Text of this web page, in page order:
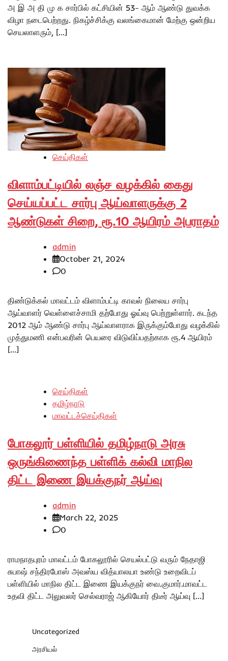
அ இ அ தி மு க சார்பில் கட்சியின் 53- ஆம் ஆண்டு துவக்க
விழா நடைபெற்றது. நிகழ்ச்சிக்கு வலங்கைமான் மேற்கு ஒன்றிய
செயலாளரும், […]
செய்திகள்
விளாம்பட்டியில் லஞ்ச வழக்கில் கைது
செய்யப்பட்ட சார்பு ஆய்வாளருக்கு 2
ஆண்டுகள் சிறை, ரூ.10 ஆயிரம் அபராதம்
admin
October 21, 2024
0
திண்டுக்கல் மாவட்டம் விளாம்பட்டி காவல் நிலைய சார்பு
ஆய்வாளர் வெள்ளைச்சாமி தற்போது ஓய்வு பெற்றுள்ளார். கடந்த
2012 ஆம் ஆண்டு சார்பு ஆய்வாளராக இருக்கும்போது வழக்கில்
முத்துமணி என்பவரின் பெயரை விடுவிப்பதற்காக ரூ.4 ஆயிரம்
[…]
செய்திகள்
தமிழ்நாடு
மாவட்டச்செய்திகள்
போகலூர் பள்ளியில் தமிழ்நாடு அரசு
ஒருங்கிணைந்த பள்ளிக் கல்வி மாநில
திட்ட இணை இயக்குநர் ஆய்வு
admin
March 22, 2025
0
ராமநாதபுரம் மாவட்டம் போகலூரில் செயல்பட்டு வரும் நேதாஜி
சுபாஷ் சந்திரபோஸ் அவஸ்ய வித்யாலயா உண்டு உறைவிடப்
பள்ளியில் மாநில திட்ட இணை இயக்குநர் வை.குமார்.மாவட்ட
உதவி திட்ட அலுவலர் செல்வராஜ் ஆகியோர் திடீர் ஆய்வு […]
Uncategorized
அரசியல்